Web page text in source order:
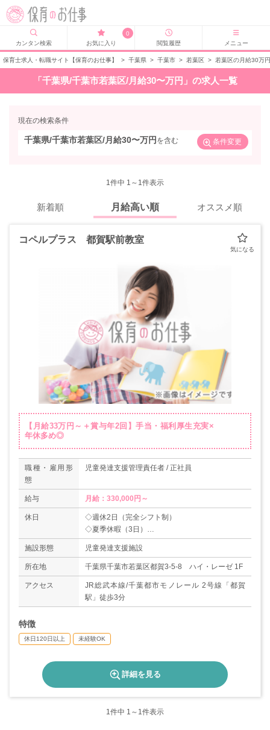
カンタン検索
0
お気に入り
閲覧履歴 メニュー
保育士求人・転職サイト【保育のお仕事】 > 千葉県 > 千葉市 > 若葉区 > 若葉区の月給30万
「千葉県/千葉市若葉区/月給30〜万円」の求人一覧
現在の検索条件
千葉県/千葉市若葉区/月給30〜万円 を含む 条件変更
1件中 1～1件表示
新着順 月給高い順 オススメ順
コペルプラス 都賀駅前教室
【月給33万円～＋賞与年2回】手当・福利厚生充実×
年休多め◎
職種・雇用形
態
児童発達支援管理責任者 / 正社員
給与 月給：330,000円～
休日
◇週休2日（完全シフト制）
◇夏季休暇（3日）
◇年末年始休暇
◇有給休暇
◇特別休暇
◇産休・育休取得実績あり
＊年間休日数120日
施設形態 児童発達支援施設
所在地 千葉県千葉市若葉区都賀3-5-8 ハイ・レーゼ 1F
アクセス
JR総武本線/千葉都市モノレール 2号線「都賀
駅」徒歩3分
特徴
休日120日以上 未経験OK
詳細を見る
1件中 1～1件表示